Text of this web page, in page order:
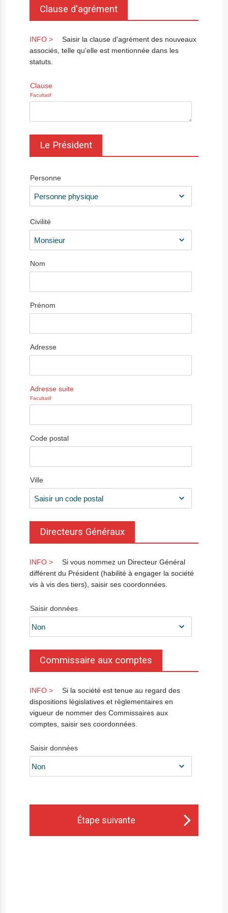
Clause d'agrément
Saisir la clause d'agrément des nouveaux
associés, telle qu'elle est mentionnée dans les
statuts.
Clause
Facultatif
Le Président
Personne
Civilité
Nom
Prénom
Adresse
Adresse suite
Facultatif
Code postal
Ville
Directeurs Généraux
Si vous nommez un Directeur Général
différent du Président (habilité à engager la société
vis à vis des tiers), saisir ses coordonnées.
Saisir données
Commissaire aux comptes
Si la société est tenue au regard des
dispositions législatives et règlementaires en
vigueur de nommer des Commissaires aux
comptes, saisir ses coordonnées.
Saisir données